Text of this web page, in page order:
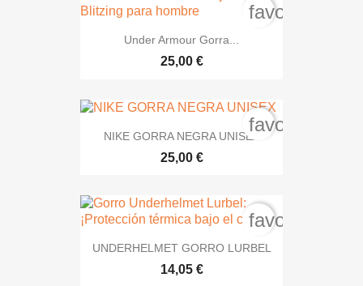
Under Armour Gorra...
25,00 €
NIKE GORRA NEGRA UNISEX
25,00 €
UNDERHELMET GORRO LURBEL
14,05 €